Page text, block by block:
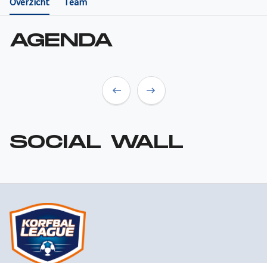
AGENDA
SOCIAL WALL